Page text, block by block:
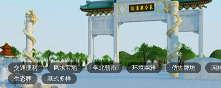
交通便利 风水宝地 坐北朝南 环境幽雅 仿古牌坊
园
生态葬
墓式多样